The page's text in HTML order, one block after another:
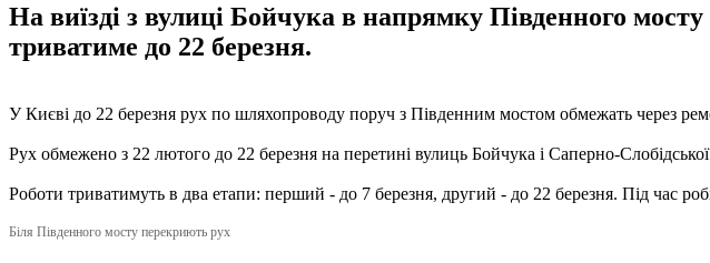
На виїзді з вулиці Бойчука в напрямку Південного
триватиме до 22 березня.
У Києві до 22 березня рух по шляхопроводу поруч з Південним мостом обмежать через
Рух обмежено з 22 лютого до 22 березня на перетині вулиць Бойчука і Саперно-
Роботи триватимуть в два етапи: перший - до 7 березня, другий - до 22 березня. Під час
Біля Південного мосту перекриють рух